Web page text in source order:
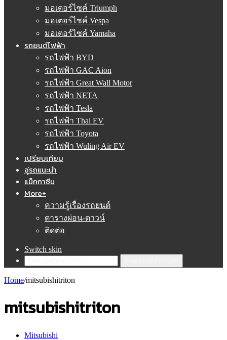
มอเตอร์ไซค์ Triumph
มอเตอร์ไซค์ Vespa
มอเตอร์ไซค์ Yamaha
รถยนต์ไฟฟ้า
รถไฟฟ้า BYD
รถไฟฟ้า GAC Aion
รถไฟฟ้า Great Wall Motor
รถไฟฟ้า NETA
รถไฟฟ้า Tesla
รถไฟฟ้า Thai EV
รถไฟฟ้า Toyota
รถไฟฟ้า Wuling Air EV
เปรียบเทียบ
อู่รถแนะนำ
แม็กกาซีน
More+
ความรู้เรื่องรถยนต์
ตารางผ่อน-ดาวน์
ติดต่อ
Switch skin
Home/mitsubishitriton
mitsubishitriton
Mitsubishi